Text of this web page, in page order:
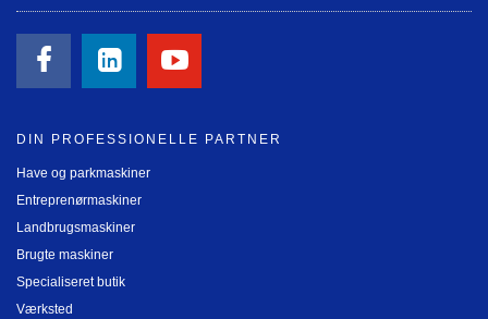
DIN PROFESSIONELLE PARTNER
Have og parkmaskiner
Entreprenørmaskiner
Landbrugsmaskiner
Brugte maskiner
Specialiseret butik
Værksted